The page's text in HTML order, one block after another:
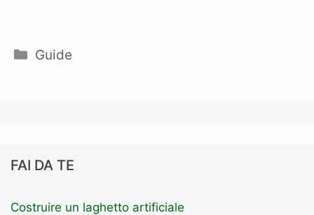
Categorie
Guide
FAI DA TE
Costruire un laghetto artificiale